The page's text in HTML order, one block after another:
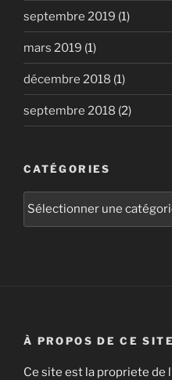
septembre 2019 (1)
mars 2019 (1)
décembre 2018 (1)
septembre 2018 (2)
CATÉGORIES
À PROPOS DE CE SITE
Ce site est la propriete de